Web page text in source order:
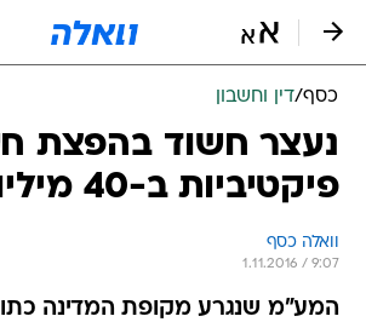
כסף/דין וחשבון
נעצר חשוד בהפצת
פיקטיביות ב-40 מיליון שקל
וואלה כסף
1.11.2016 / 9:07
המע"מ שנגרע מקופת המדינה